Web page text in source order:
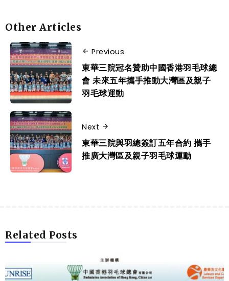
Other Articles
Previous
東華三院冠名贊助中國香港羽毛球總
會 未來五年攜手推動大灣區及親子
羽毛球運動
Next
東華三院與羽總簽訂五年合約 攜手
推廣大灣區及親子羽毛球運動
Related Posts